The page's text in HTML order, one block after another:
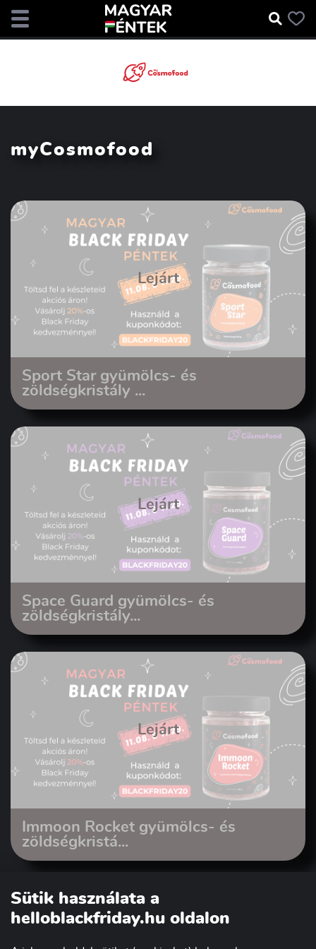
myCosmofood
Lejárt
Sport Star gyümölcs- és
zöldségkristály ...
Lejárt
Space Guard gyümölcs- és
zöldségkristály...
Lejárt
Immoon Rocket gyümölcs- és
zöldségkristá...
Sütik használata a
helloblackfriday.hu oldalon